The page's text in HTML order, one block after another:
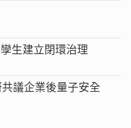
生建立閉環治理
議企業後量子安全